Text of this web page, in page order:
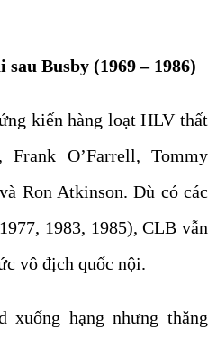
Busby (1969 – 1986)
kiến hàng loạt HLV thất
O’Farrell, Tommy
Ron Atkinson. Dù có các
1983, 1985), CLB vẫn
vô địch quốc nội.
xuống hạng nhưng thăng